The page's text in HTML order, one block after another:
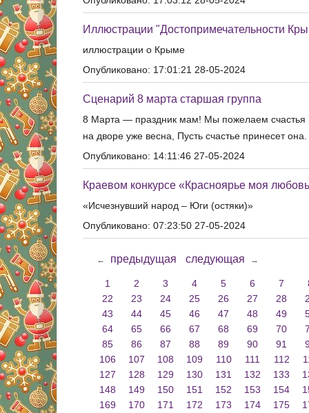
Иллюстрации "Достопримечательности
иллюстрации о Крыме
Опубликовано: 17:01:21 28-05-2024
Сценарий 8 марта старшая группа
8 Марта — праздник мам! Мы пожелаем счастья
на дворе уже весна, Пусть счастье принесет
Опубликовано: 14:11:46 27-05-2024
Краевом конкурсе «Красноярье моя
«Исчезнувший народ – Юги (остяки)»
Опубликовано: 07:23:50 27-05-2024
← предыдущая следующая →
1 2 3 4 5 6 7
22
23 24 25 26 27 28
43
44 45 46 47 48 49
64
65 66 67 68 69 70
85
86 87 88 89 90 91
106
107 108 109 110 111 112
127
128 129 130 131 132 133
148
149 150 151 152 153 154
169
170 171 172 173 174 175